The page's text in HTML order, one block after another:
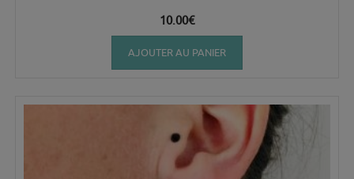
10.00€
AJOUTER AU PANIER